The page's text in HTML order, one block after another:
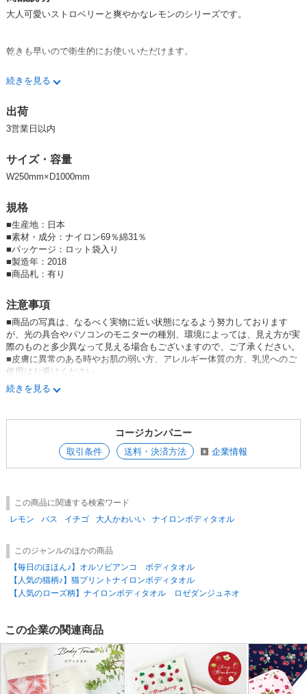
大人可愛いストロベリーと爽やかなレモンのシリーズです。
乾きも早いので衛生的にお使いいただけます。
★日本製★
続きを見る
出荷
3営業日以内
サイズ・容量
W250mm×D1000mm
規格
■生産地：日本
■素材・成分：ナイロン69％綿31％
■パッケージ：ロット袋入り
■製造年：2018
■商品札：有り
注意事項
■商品の写真は、なるべく実物に近い状態になるよう努力しております
が、光の具合やパソコンのモニターの種別、環境によっては、見え方が実
際のものと多少異なって見える場合もございますので、ご了承ください。
■皮膚に異常のある時やお肌の弱い方、アレルギー体質の方、乳児へのご
使用はお避けください。
■ご使用後はよくすすいで水気を切って乾かしておいてください。
■洗濯機・乾燥機のご使用はお避けください。
続きを見る
コージカンパニー
取引条件 送料・決済方法 企業情報
この商品に関連する検索ワード
レモン
バス イチゴ 大人かわいい ナイロンボディタオル
このジャンルのほかの商品
【毎日のほほん♪】オルソビアンコ ボディタオル
【人気の猫柄♪】猫プリントナイロンボディタオル
【人気のローズ柄】ナイロンボディタオル ロゼダンジュネオ
この企業の関連商品